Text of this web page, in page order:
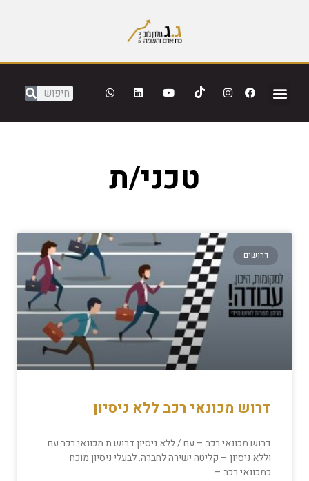
טכני/ת
דרושים
דרוש מכונאי רכב ללא ניסיון
דרוש מכונאי רכב – עם / ללא ניסיון דרוש ת מכונאי רכב עם
וללא ניסיון – קליטה ישירה לחברה. לבעלי ניסיון מוכח
כמכונאי רכב –